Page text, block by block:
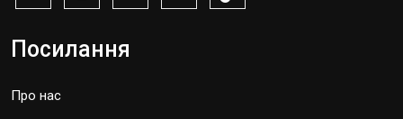
Посилання
Про нас